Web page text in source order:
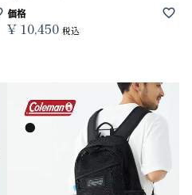
価格
¥ 10,450 税込